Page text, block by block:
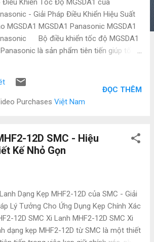
- Giải Pháp Điều Khiển Hiệu Suất
MGSDA1 MGSDA1 Panasonic MGSDA1
Bộ điều khiển tốc độ MGSDA1
là sản phẩm tiên tiến giúp tối
gọn nhưng mạnh mẽ và tính năng điều
chính xác, MGSDA1 là giải pháp lý
MGSDA1 Hãng: Panasonic Điện áp
vào: 200-240V AC Tần số hoạt động:
90 - 3000 vòng/phút Nhiệt độ hoạt
x 60mm Trọng lượng: 0.8 kg Ưu Điểm
Bật Của Bộ Điều Khiển Tốc Độ MGSDA1
Khiển Tốc Độ Chính Xác: MGSDA1 có
năng điều chỉnh tốc độ từ 90 đến 3000
Purchases Việt Nam
ĐỌC THÊM
12D SMC - Hiệu
Kế Nhỏ Gọn
Dạng Kẹp MHF2-12D của SMC - Giải
Lý Tưởng Cho Ứng Dụng Kẹp Chính Xác
12D SMC Xi Lanh MHF2-12D SMC Xi
dạng kẹp MHF2-12D từ SMC là một thiết